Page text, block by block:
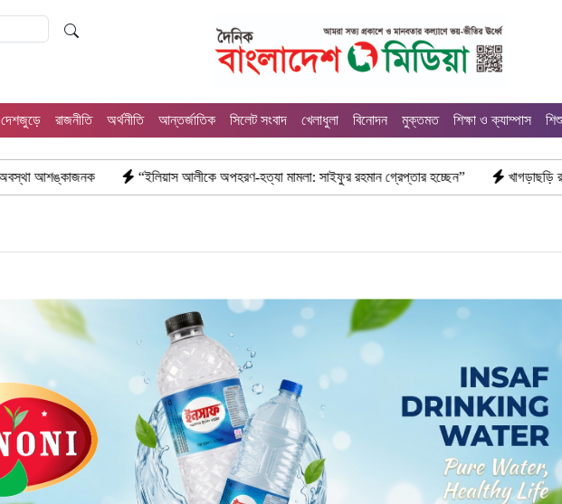
দেশজুড়ে রাজনীতি অর্থনীতি আন্তর্জাতিক সিলেট সংবাদ খেলাধুলা বিনোদন মুক্তমত শিক্ষা ও ক্যাম্পাস
“ইলিয়াস আলীকে অপহরণ-হত্যা মামলা: সাইফুর রহমান গ্রেপ্তার হচ্ছেন” খাগড়াছড়ি রামগড় পুলিশের